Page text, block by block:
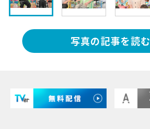
写真の記事を読む